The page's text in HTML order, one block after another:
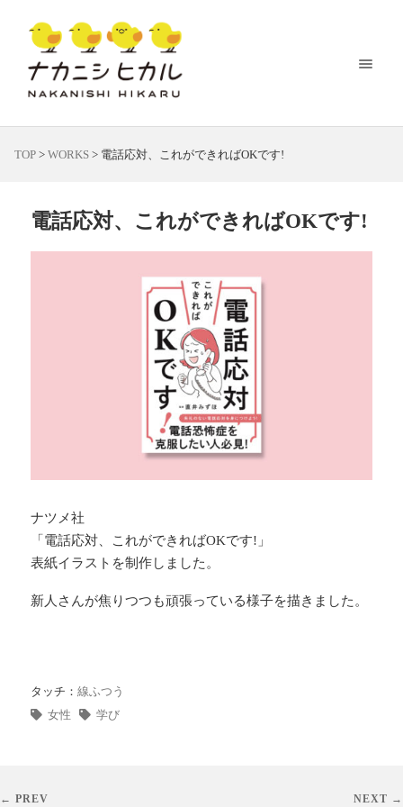
TOP > WORKS > 電話応対、これができればOKです!
電話応対、これができればOKです!
ナツメ社
「電話応対、これができればOKです!」
表紙イラストを制作しました。
新人さんが焦りつつも頑張っている様子を描きました。
タッチ： 線ふつう
女性
学び
← PREV NEXT →